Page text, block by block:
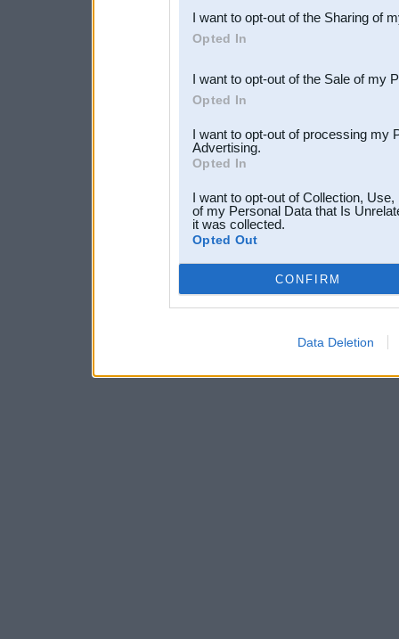
Downstream Participants
third parties.
I want to opt-out of the Sharing of
Opted In
I want to opt-out of the Sale of my
Opted In
I want to opt-out of processing my
Advertising.
Opted In
I want to opt-out of Collection,
of my Personal Data that Is
it was collected.
Opted Out
CONFIRM
Data Deletion